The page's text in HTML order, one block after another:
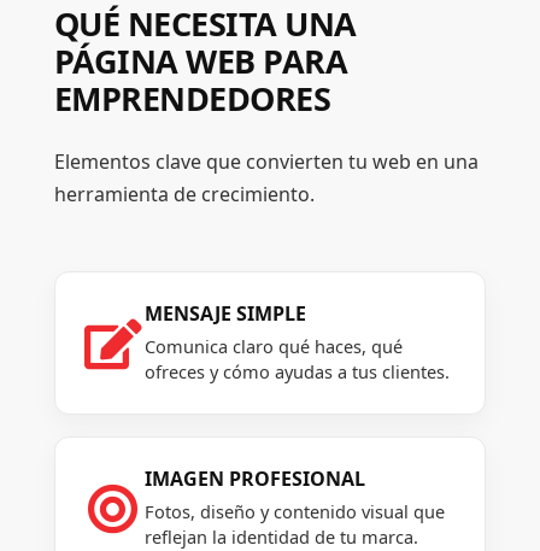
QUÉ NECESITA UNA
PÁGINA WEB PARA
EMPRENDEDORES
Elementos clave que convierten tu web en una
herramienta de crecimiento.

MENSAJE SIMPLE
Comunica claro qué haces, qué
ofreces y cómo ayudas a tus clientes.

IMAGEN PROFESIONAL
Fotos, diseño y contenido visual que
reflejan la identidad de tu marca.